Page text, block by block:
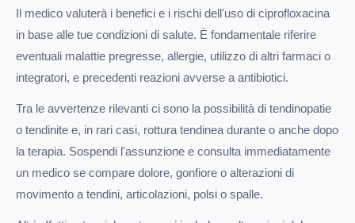
Il medico valuterà i benefici e i rischi dell'uso di ciprofloxacina
in base alle tue condizioni di salute. È fondamentale riferire
eventuali malattie pregresse, allergie, utilizzo di altri farmaci o
integratori, e precedenti reazioni avverse a antibiotici.
Tra le avvertenze rilevanti ci sono la possibilità di tendinopatie
o tendinite e, in rari casi, rottura tendinea durante o anche dopo
la terapia. Sospendi l'assunzione e consulta immediatamente
un medico se compare dolore, gonfiore o alterazioni di
movimento a tendini, articolazioni, polsi o spalle.